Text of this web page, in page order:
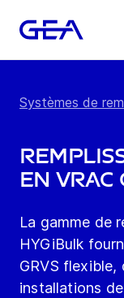
Systèmes de
en vrac
La gamme de
HYGiBulk
GRVS flexible,
installations